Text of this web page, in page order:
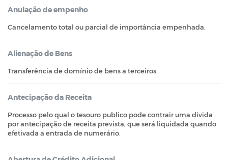
Anulação de empenho
Cancelamento total ou parcial de importância empenhada.
Alienação de Bens
Transferência de domínio de bens a terceiros.
Antecipação da Receita
Processo pelo qual o tesouro publico pode contrair uma divida
por antecipação de receita prevista, que será liquidada quando
efetivada a entrada de numerário.